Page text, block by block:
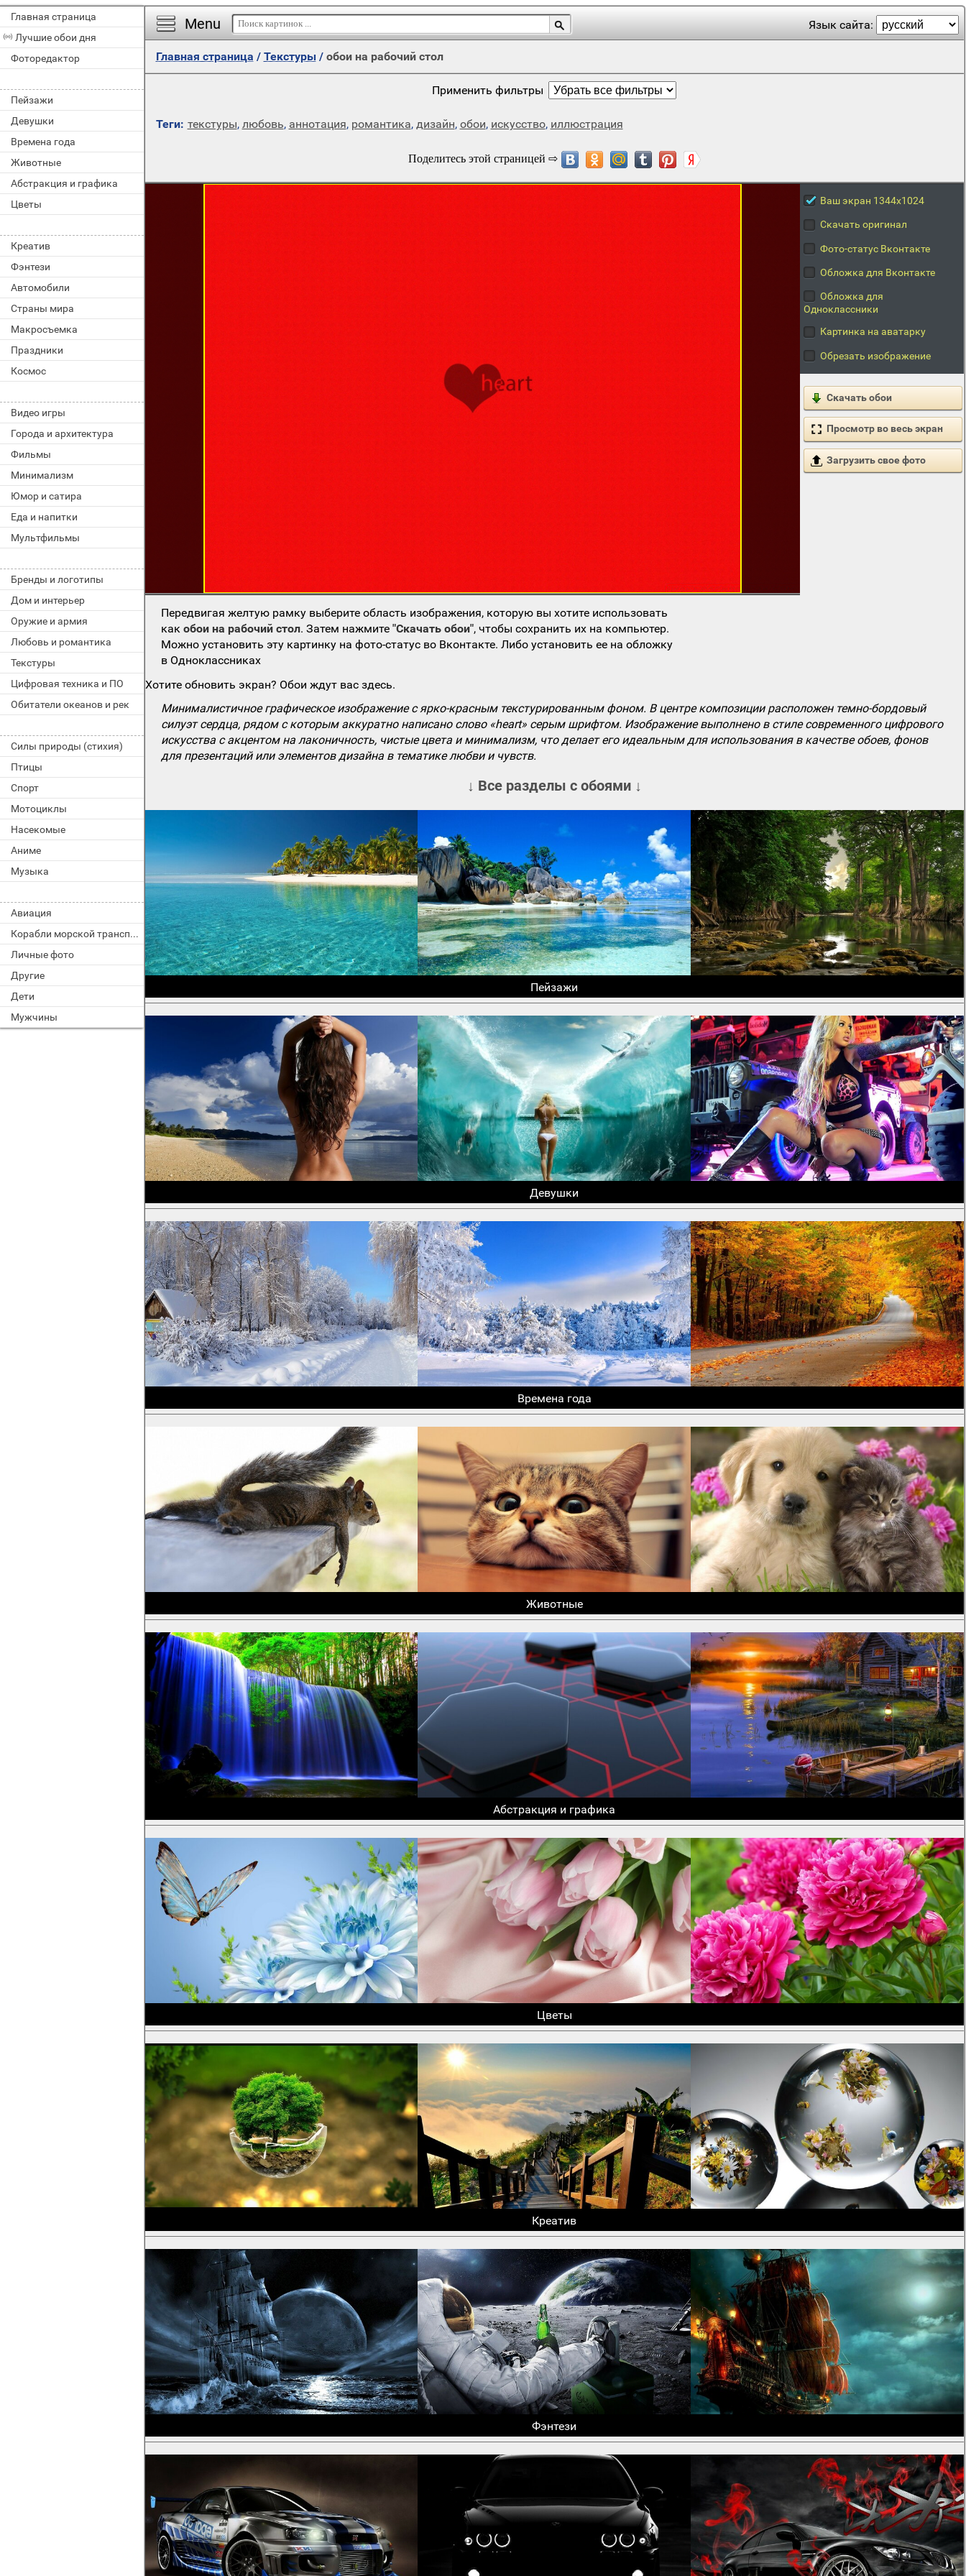
Главная страница
Лучшие обои дня
Фоторедактор
Пейзажи
Девушки
Времена года
Животные
Абстракция и графика
Цветы
Креатив
Фэнтези
Автомобили
Страны мира
Макросъемка
Праздники
Космос
Видео игры
Города и архитектура
Фильмы
Минимализм
Юмор и сатира
Еда и напитки
Мультфильмы
Бренды и логотипы
Дом и интерьер
Оружие и армия
Любовь и романтика
Текстуры
Цифровая техника и ПО
Обитатели океанов и рек
Силы природы (стихия)
Птицы
Спорт
Мотоциклы
Насекомые
Аниме
Музыка
Авиация
Корабли морской транспорт
Личные фото
Другие
Дети
Мужчины
Menu Язык сайта:
Главная страница / Текстуры/ обои на рабочий стол
Применить фильтры
Теги: текстуры, любовь, аннотация, романтика, дизайн, обои, искусство, иллюстрация
Ваш экран 1344x1024
Скачать оригинал
Фото-статус Вконтакте
Обложка для Вконтакте
Обложка для
Одноклассники
Картинка на аватарку
Обрезать изображение
Скачать обои
Просмотр во весь экран
Загрузить свое фото
Передвигая желтую рамку выберите область изображения, которую вы хотите использовать
какобои на рабочий стол. Затем нажмите"Скачать обои", чтобы сохранить их на компьютер.
Можно установить эту картинку на фото-статус во Вконтакте. Либо установить ее на обложку
в Одноклассниках
Хотите обновить экран? Обои ждут вас здесь.
Минималистичное графическое изображение с ярко-красным текстурированным фоном. В центре композиции расположен темно-бордовый
силуэт сердца, рядом с которым аккуратно написано слово «heart» серым шрифтом. Изображение выполнено в стиле современного цифрового
искусства с акцентом на лаконичность, чистые цвета и минимализм, что делает его идеальным для использования в качестве обоев, фонов
для презентаций или элементов дизайна в тематике любви и чувств.
↓ Все разделы с обоями ↓
Пейзажи
Девушки
Времена года
Животные
Абстракция и графика
Цветы
Креатив
Фэнтези